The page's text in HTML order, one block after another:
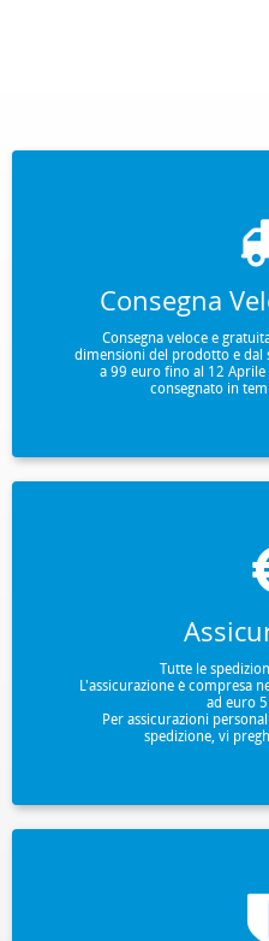
Consegna
Consegna veloce e
dimensioni del prodotto e
a 99 euro fino al 12
consegnato in
Tutte le
L'assicurazione è compresa
ad euro
Per assicurazioni
spedizione, vi